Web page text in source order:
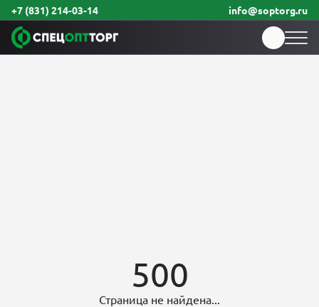
+7 (831) 214-03-14 info@soptorg.ru
500
Страница не найдена...